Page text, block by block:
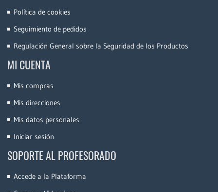
Política de cookies
Seguimiento de pedidos
Regulación General sobre la Seguridad de los Productos
MI CUENTA
Mis compras
Mis direcciones
Mis datos personales
Iniciar sesión
SOPORTE AL PROFESORADO
Accede a la Plataforma